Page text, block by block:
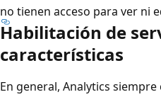
no tienen acceso para ver ni
Habilitación de
características
En general, Analytics